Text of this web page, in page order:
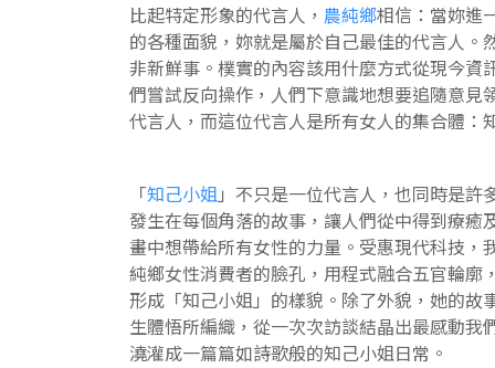
比起特定形象的代言人， 農純鄉相信：當妳進
的各種面貌，妳就是屬於自己最佳的代言人。
非新鮮事。樸實的內容該用什麼方式從現今資
們嘗試反向操作，人們下意識地想要追隨意見
代言人，而這位代言人是所有女人的集合體：
「知己小姐」不只是一位代言人，也同時是許
發生在每個角落的故事，讓人們從中得到療癒
畫中想帶給所有女性的力量。受惠現代科技，
純鄉女性消費者的臉孔，用程式融合五官輪廓
形成「知己小姐」的樣貌。除了外貌，她的故
生體悟所編織，從一次次訪談結晶出最感動我
澆灌成一篇篇如詩歌般的知己小姐日常。